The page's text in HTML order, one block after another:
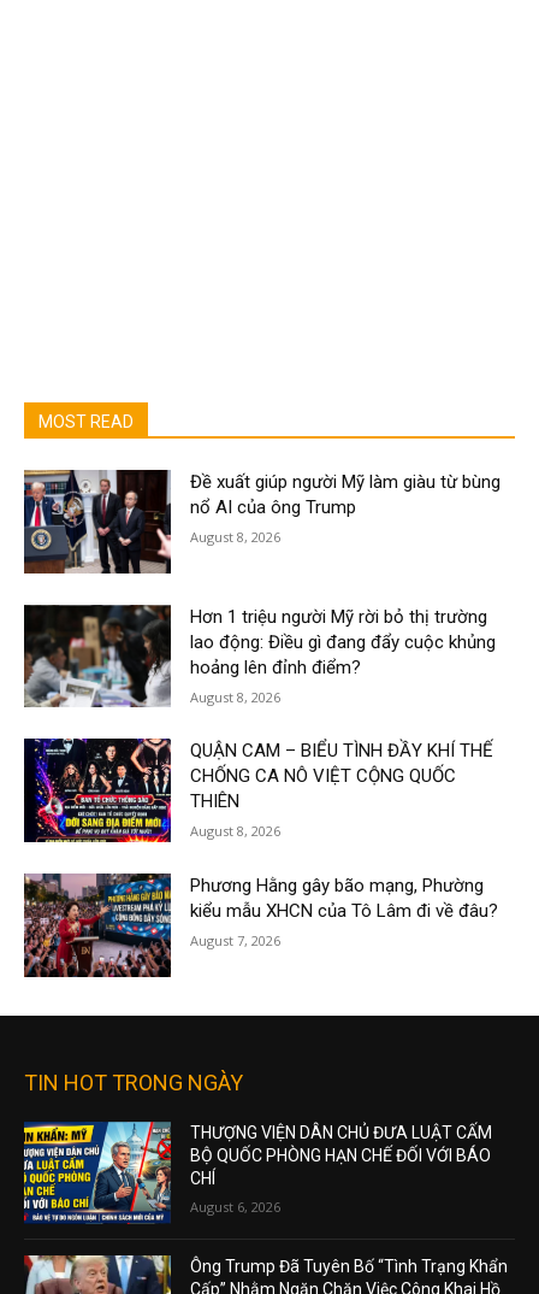
MOST READ
Đề xuất giúp người Mỹ làm giàu từ bùng
nổ AI của ông Trump
August 8, 2026
Hơn 1 triệu người Mỹ rời bỏ thị trường
lao động: Điều gì đang đẩy cuộc khủng
hoảng lên đỉnh điểm?
August 8, 2026
QUẬN CAM – BIỂU TÌNH ĐẦY KHÍ THẾ
CHỐNG CA NÔ VIỆT CỘNG QUỐC
THIÊN
August 8, 2026
Phương Hằng gây bão mạng, Phường
kiểu mẫu XHCN của Tô Lâm đi về đâu?
August 7, 2026
TIN HOT TRONG NGÀY
THƯỢNG VIỆN DÂN CHỦ ĐƯA LUẬT CẤM
BỘ QUỐC PHÒNG HẠN CHẾ ĐỐI VỚI BÁO
CHÍ
August 6, 2026
Ông Trump Đã Tuyên Bố “Tình Trạng Khẩn
Cấp” Nhằm Ngăn Chặn Việc Công Khai Hồ